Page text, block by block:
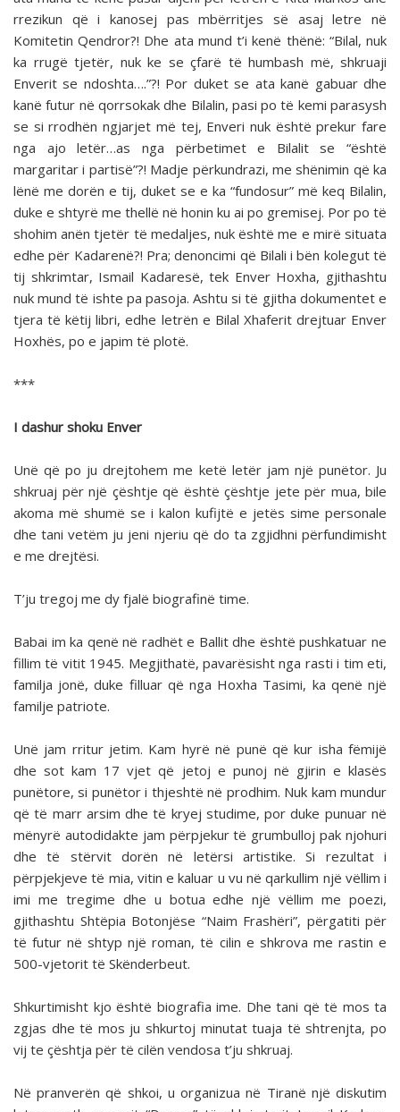
rrezikun që i kanosej pas mbërritjes së asaj letre në
Komitetin Qendror?! Dhe ata mund t’i kenë thënë: “Bilal, nuk
ka rrugë tjetër, nuk ke se çfarë të humbash më, shkruaji
Enverit se ndoshta….”?! Por duket se ata kanë gabuar dhe
kanë futur në qorrsokak dhe Bilalin, pasi po të kemi parasysh
se si rrodhën ngjarjet më tej, Enveri nuk është prekur fare
nga ajo letër…as nga përbetimet e Bilalit se “është
margaritar i partisë”?! Madje përkundrazi, me shënimin që ka
lënë me dorën e tij, duket se e ka “fundosur” më keq Bilalin,
duke e shtyrë me thellë në honin ku ai po gremisej. Por po të
shohim anën tjetër të medaljes, nuk është me e mirë situata
edhe për Kadarenë?! Pra; denoncimi që Bilali i bën kolegut të
tij shkrimtar, Ismail Kadaresë, tek Enver Hoxha, gjithashtu
nuk mund të ishte pa pasoja. Ashtu si të gjitha dokumentet e
tjera të këtij libri, edhe letrën e Bilal Xhaferit drejtuar Enver
Hoxhës, po e japim të plotë.
***
I dashur shoku Enver
Unë që po ju drejtohem me ketë letër jam një punëtor. Ju
shkruaj për një çështje që është çështje jete për mua, bile
akoma më shumë se i kalon kufijtë e jetës sime personale
dhe tani vetëm ju jeni njeriu që do ta zgjidhni përfundimisht
e me drejtësi.
T’ju tregoj me dy fjalë biografinë time.
Babai im ka qenë në radhët e Ballit dhe është pushkatuar ne
fillim të vitit 1945. Megjithatë, pavarësisht nga rasti i tim eti,
familja jonë, duke filluar që nga Hoxha Tasimi, ka qenë një
familje patriote.
Unë jam rritur jetim. Kam hyrë në punë që kur isha fëmijë
dhe sot kam 17 vjet që jetoj e punoj në gjirin e klasës
punëtore, si punëtor i thjeshtë në prodhim. Nuk kam mundur
që të marr arsim dhe të kryej studime, por duke punuar në
mënyrë autodidakte jam përpjekur të grumbulloj pak njohuri
dhe të stërvit dorën në letërsi artistike. Si rezultat i
përpjekjeve të mia, vitin e kaluar u vu në qarkullim një vëllim i
imi me tregime dhe u botua edhe një vëllim me poezi,
gjithashtu Shtëpia Botonjëse “Naim Frashëri”, përgatiti për
të futur në shtyp një roman, të cilin e shkrova me rastin e
500-vjetorit të Skënderbeut.
Shkurtimisht kjo është biografia ime. Dhe tani që të mos ta
zgjas dhe të mos ju shkurtoj minutat tuaja të shtrenjta, po
vij te çështja për të cilën vendosa t’ju shkruaj.
Në pranverën që shkoi, u organizua në Tiranë një diskutim